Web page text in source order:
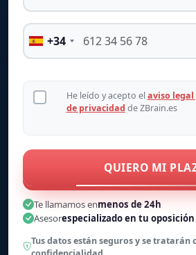
+34
He leído y acepto el aviso legal
de privacidad de ZBrain.es
QUIERO MI
Te llamamos enmenos de 24h
Asesorespecializado en tu oposición
Tus datos están seguros y se tratarán